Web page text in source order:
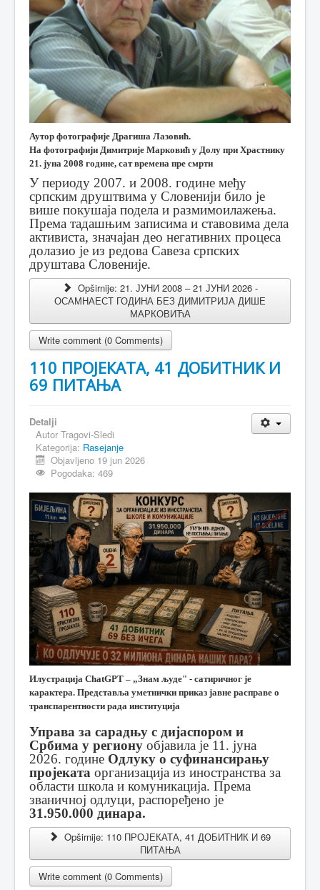
Аутор фотографије Драгиша Лазовић.
На фотографији Димитрије Марковић у Долу при Храстнику
21. јуна 2008 године, сат времена пре смрти
У периоду 2007. и 2008. године међу
српским друштвима у Словенији било је
више покушаја подела и размимоилажења.
Према тадашњим записима и ставовима дела
активиста, значајан део негативних процеса
долазио је из редова Савеза српских
друштава Словеније.
Opširnije: 21. ЈУНИ 2008 – 21 ЈУНИ 2026 -
ОСАМНАЕСТ ГОДИНА БЕЗ ДИМИТРИЈА ДИШЕ
МАРКОВИЋА
Write comment (0 Comments)
110 ПРОЈЕКАТА, 41 ДОБИТНИК И
69 ПИТАЊА
Detalji
Autor Tragovi-Sledi
Kategorija: Rasejanje
Objavljeno 19 jun 2026
Pogodaka: 469
Илустрација ChatGPT – „Знам људе" - сатиричног је
карактера. Представља уметнички приказ јавне расправе о
транспарентности рада институција
Управа за сарадњу с дијаспором и
Србима у региону објавила је 11. јуна
2026. године Одлуку о суфинансирању
пројеката организација из иностранства за
области школа и комуникација. Према
званичној одлуци, распоређено је
31.950.000 динара.
Opširnije: 110 ПРОЈЕКАТА, 41 ДОБИТНИК И 69
ПИТАЊА
Write comment (0 Comments)